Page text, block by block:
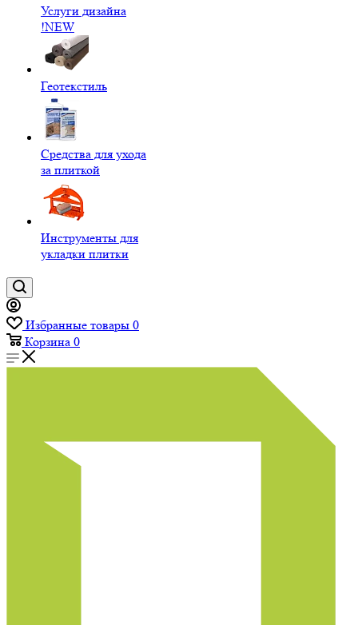
Услуги дизайна
!NEW
Геотекстиль
Средства для ухода
за плиткой
Инструменты для
укладки плитки
Избранные товары 0
Корзина 0